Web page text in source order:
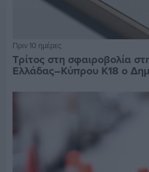
Πριν 10 ημέρες
Τρίτος στη σφαιροβολία
Ελλάδας–Κύπρου Κ18 ο